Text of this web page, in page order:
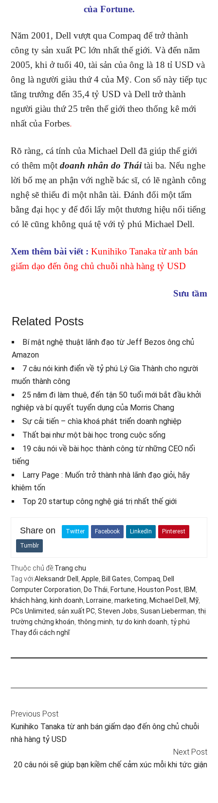
của Fortune.
Năm 2001, Dell vượt qua Compaq để trở thành
công ty sản xuất PC lớn nhất thế giới. Và đến năm
2005, khi ở tuổi 40, tài sản của ông là 18 tỉ USD và
ông là người giàu thứ 4 của Mỹ. Con số này tiếp tục
tăng trưởng đến 35,4 tỷ USD và Dell trở thành
người giàu thứ 25 trên thế giới theo thống kê mới
nhất của Forbes.
Rõ ràng, cá tính của Michael Dell đã giúp thế giới
có thêm mộtdoanh nhân do Tháitài ba. Nếu nghe
lời bố mẹ an phận với nghề bác sĩ, có lẽ ngành công
nghệ sẽ thiếu đi một nhân tài. Đánh đổi một tấm
bằng đại học y để đổi lấy một thương hiệu nổi tiếng
có lẽ cũng không quá tệ với tỷ phú Michael Dell.
Xem thêm bài viết :Kunihiko Tanaka từ anh bán
giấm dạo đến ông chủ chuỗi nhà hàng tỷ USD
Sưu tầm
Related Posts
Bí mật nghệ thuật lãnh đạo từ Jeff Bezos ông chủ
Amazon
7 câu nói kinh điển về tỷ phú Lý Gia Thành cho người
muốn thành công
25 năm đi làm thuê, đến tận 50 tuổi mới bắt đầu khởi
nghiệp và bí quyết tuyển dụng của Morris Chang
Sự cải tiến – chìa khoá phát triển doanh nghiệp
Thất bại như một bài học trong cuộc sống
19 câu nói về bài học thành công từ những CEO nổi
tiếng
Larry Page : Muốn trở thành nhà lãnh đạo giỏi, hãy
khiêm tốn
Top 20 startup công nghệ giá trị nhất thế giới
Share on Twitter Facebook LinkedIn Pinterest
Tumblr
Thuộc chủ đề:Trang chu
Tag với:Aleksandr Dell ,Apple Bill Gates ,Compaq Dell
Computer Corporation Do Thái Fortune Houston Post IBM
khách hàng kinh doanh Lorraine ,marketing Michael Dell Mỹ
PCs Unlimited ,sản xuất PC ,Steven Jobs ,Susan Lieberman thị
trường chứng khoán thông minh tự do kinh doanh tỷ phú
Thay đổi cách nghĩ
Previous Post
Kunihiko Tanaka từ anh bán giấm dạo đến ông chủ chuỗi
nhà hàng tỷ USD
Next Post
20 câu nói sẽ giúp bạn kiềm chế cảm xúc mỗi khi tức giận